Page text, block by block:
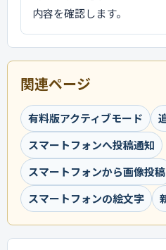
内容を確認します。
関連ページ
有料版アクティブモード
スマートフォンへ投稿通知
スマートフォンから画像投稿
スマートフォンの絵文字